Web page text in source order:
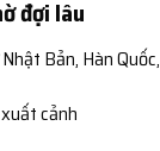
đợi lâu
Bản, Hàn Quốc,
cảnh